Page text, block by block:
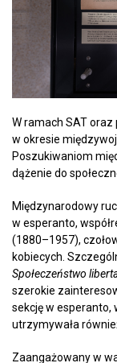
W ramach SAT
w okresie
Poszukiwaniom
dążenie do
Międzynarodowy
w esperanto,
(1880–1957),
kobiecych.
Społeczeństwo
szerokie
sekcję w esperanto,
utrzymywała
Zaangażowany w